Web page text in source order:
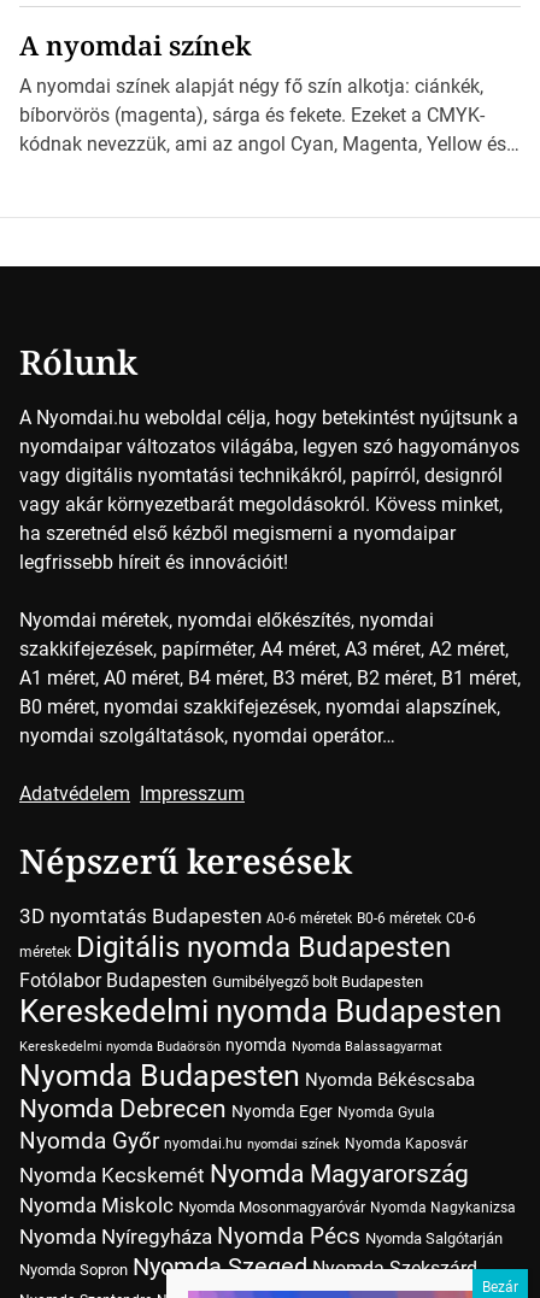
a cikkben a papírméretek izgalmas világába kalauzolunk el
téged, hogy jobban megértsd, milyen szempontok alapján
érdemes választanod a jövőben. Bevezetés a
papírméretek világába A papírméretek […]
A nyomdai színek
A nyomdai színek alapját négy fő szín alkotja: ciánkék,
bíborvörös (magenta), sárga és fekete. Ezeket a CMYK-
kódnak nevezzük, ami az angol Cyan, Magenta, Yellow és
Rólunk
A Nyomdai.hu weboldal célja, hogy betekintést nyújtsunk a
nyomdaipar változatos világába, legyen szó hagyományos
vagy digitális nyomtatási technikákról, papírról, designról
vagy akár környezetbarát megoldásokról. Kövess minket,
ha szeretnéd első kézből megismerni a nyomdaipar
legfrissebb híreit és innovációit!
Nyomdai méretek, nyomdai előkészítés, nyomdai
szakkifejezések, papírméter, A4 méret, A3 méret, A2 méret,
A1 méret, A0 méret, B4 méret, B3 méret, B2 méret, B1 méret,
B0 méret, nyomdai szakkifejezések, nyomdai alapszínek,
nyomdai szolgáltatások, nyomdai operátor…
Adatvédelem Impresszum
Népszerű keresések
3D nyomtatás Budapesten A0-6 méretek B0-6 méretek C0-6
méretek Digitális nyomda Budapesten
Fotólabor Budapesten Gumibélyegző bolt Budapesten
Kereskedelmi nyomda Budapesten
Kereskedelmi nyomda Budaörsön nyomda Nyomda Balassagyarmat
Nyomda Budapesten Nyomda Békéscsaba
Nyomda Debrecen Nyomda Eger Nyomda Gyula
Nyomda Győr nyomdai.hu nyomdai színek Nyomda Kaposvár
Nyomda Kecskemét Nyomda Magyarország
Nyomda Miskolc Nyomda Mosonmagyaróvár Nyomda Nagykanizsa
Nyomda Nyíregyháza Nyomda Pécs Nyomda Salgótarján
Nyomda Sopron Nyomda Szeged Nyomda Szekszárd